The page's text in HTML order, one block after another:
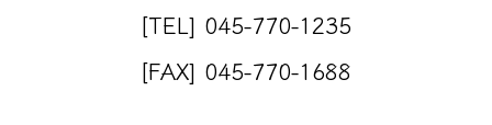
[TEL] 045-770-1235
[FAX] 045-770-1688